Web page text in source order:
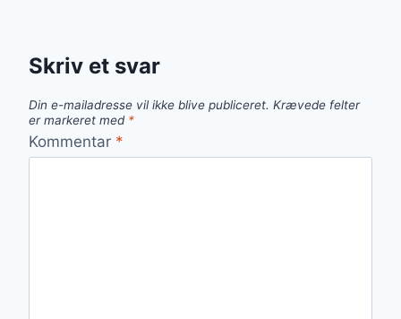
Skriv et svar
Din e-mailadresse vil ikke blive publiceret. Krævede felter
er markeret med *
Kommentar *